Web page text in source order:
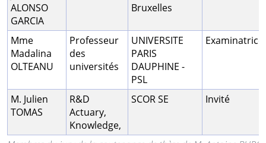
ALONSO
GARCIA
Bruxelles
Mme
Madalina
OLTEANU
Professeur
des
universités
UNIVERSITE
PARIS
DAUPHINE -
PSL
Examinatrice
M. Julien
TOMAS
R&D
Actuary,
Knowledge,
SCOR SE Invité